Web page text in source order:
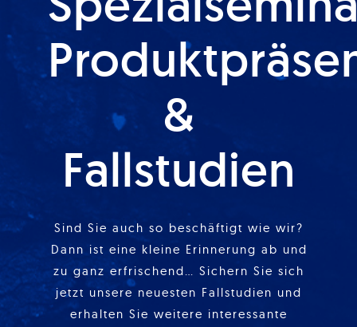
&
Fallstudien
Sind Sie auch so beschäftigt wie wir?
Dann ist eine kleine Erinnerung ab und
zu ganz erfrischend… Sichern Sie sich
jetzt unsere neuesten Fallstudien und
erhalten Sie weitere interessante